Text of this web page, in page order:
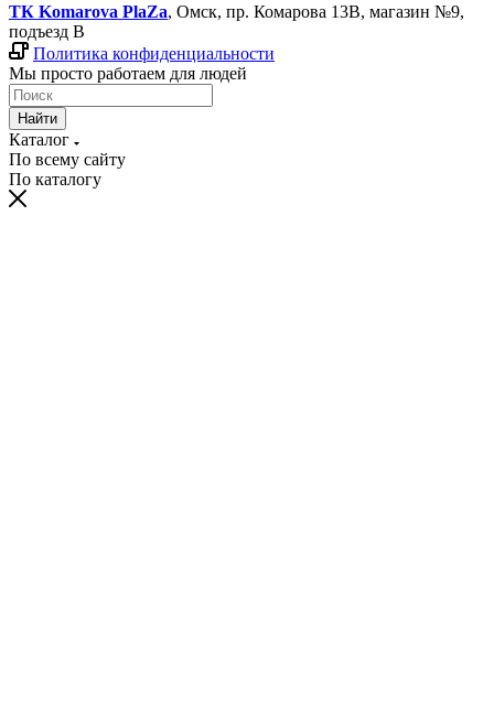
ТК Komarova PlaZa, Омск, пр. Комарова 13В, магазин №9,
подъезд В
Политика конфиденциальности
Мы просто работаем для людей
Найти
Каталог
По всему сайту
По каталогу